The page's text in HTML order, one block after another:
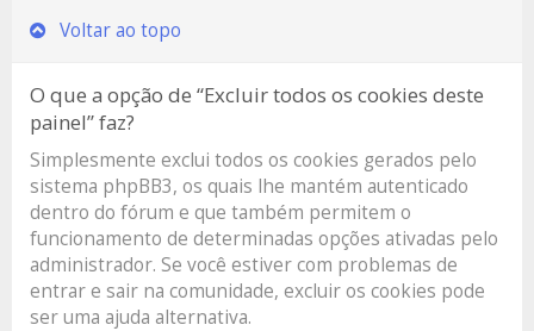
Voltar ao topo
O que a opção de “Excluir todos os cookies deste
painel” faz?
Simplesmente exclui todos os cookies gerados pelo
sistema phpBB3, os quais lhe mantém autenticado
dentro do fórum e que também permitem o
funcionamento de determinadas opções ativadas pelo
administrador. Se você estiver com problemas de
entrar e sair na comunidade, excluir os cookies pode
ser uma ajuda alternativa.